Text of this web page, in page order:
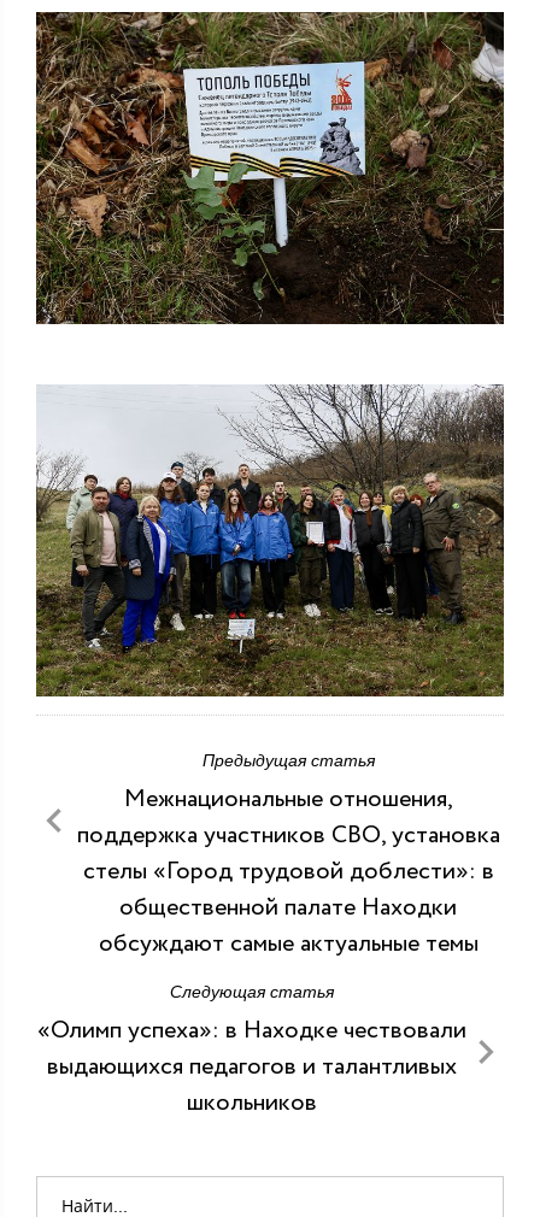
Предыдущая статья
Межнациональные отношения,
поддержка участников СВО, установка
стелы «Город трудовой доблести»: в
общественной палате Находки
обсуждают самые актуальные темы
Следующая статья
«Олимп успеха»: в Находке чествовали
выдающихся педагогов и талантливых
школьников